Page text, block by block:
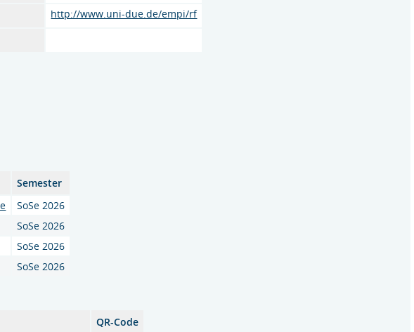
http://www.uni-due.de/empi/rf
Semester
SoSe 2026
SoSe 2026
SoSe 2026
SoSe 2026
QR-Code